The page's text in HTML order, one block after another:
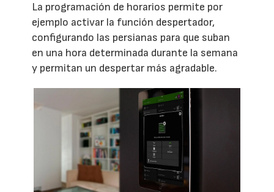
La programación de horarios permite por
ejemplo activar la función despertador,
configurando las persianas para que suban
en una hora determinada durante la semana
y permitan un despertar más agradable.